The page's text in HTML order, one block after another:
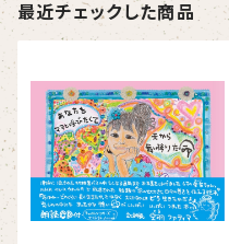
最近チェックした商品